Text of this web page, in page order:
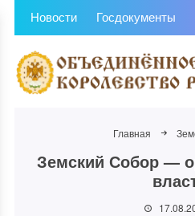
Новости Госдокументы
Главная
Земский Собор —